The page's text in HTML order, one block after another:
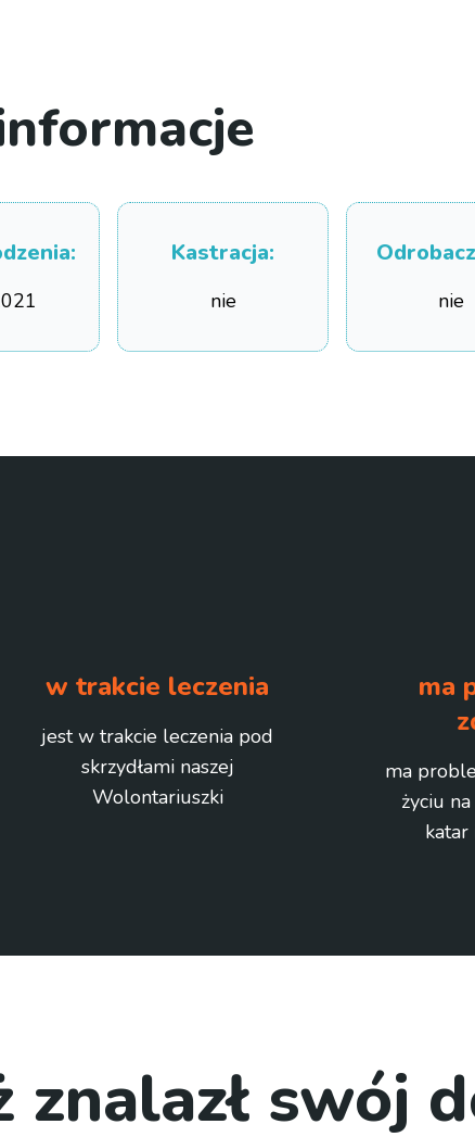
: Kastracja:
nie nie
w trakcie leczenia
jest w trakcie leczenia pod
skrzydłami naszej
Wolontariuszki
ma
ma
życiu
znalazł swój